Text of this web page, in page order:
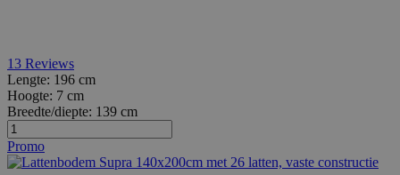
13 Reviews
Lengte: 196 cm
Hoogte: 7 cm
Breedte/diepte: 139 cm
Promo